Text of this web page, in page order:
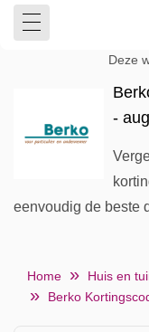
Deze
-
eenvoudig de beste
Home Huis en
Berko